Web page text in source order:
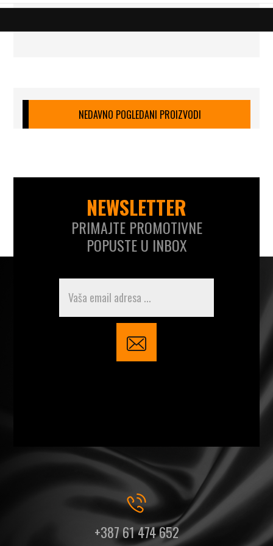
NEDAVNO POGLEDANI PROIZVODI
NEWSLETTER
PRIMAJTE PROMOTIVNE
POPUSTE U INBOX
+387 61 474 652